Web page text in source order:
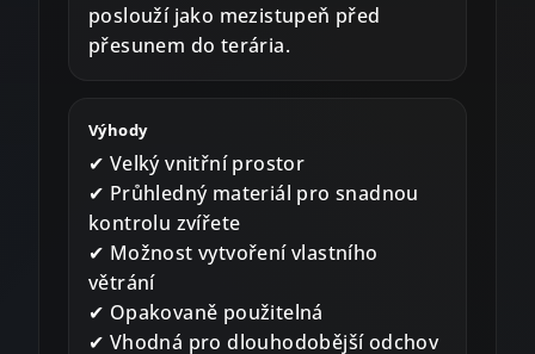
poslouží jako mezistupeň před
přesunem do terária.
Výhody
✔ Velký vnitřní prostor
✔ Průhledný materiál pro snadnou
kontrolu zvířete
✔ Možnost vytvoření vlastního
větrání
✔ Opakovaně použitelná
✔ Vhodná pro dlouhodobější odchov